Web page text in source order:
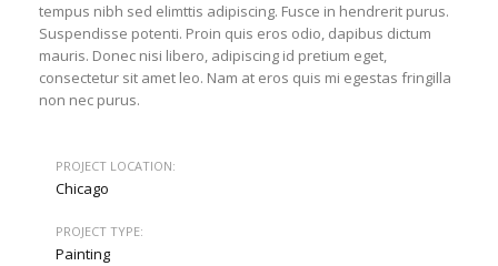
tempus nibh sed elimttis adipiscing. Fusce in hendrerit purus.
Suspendisse potenti. Proin quis eros odio, dapibus dictum
mauris. Donec nisi libero, adipiscing id pretium eget,
consectetur sit amet leo. Nam at eros quis mi egestas fringilla
non nec purus.
PROJECT LOCATION:
Chicago
PROJECT TYPE:
Painting